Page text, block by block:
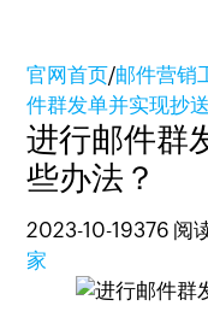
官网首页/邮件营销
件群发单并实现抄
进行邮件群
些办法？
2023-10-19376 阅
家